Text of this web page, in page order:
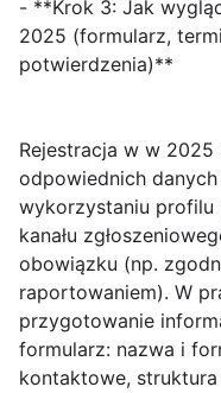
- **Krok 3: Jak
2025 (formularz,
potwierdzenia)**
Rejestracja w w 2025
odpowiednich
wykorzystaniu
kanału
obowiązku (np.
raportowaniem). W
przygotowanie
formularz: nazwa i
kontaktowe,